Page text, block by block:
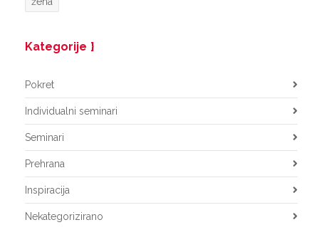
Kategorije
Pokret
Individualni seminari
Seminari
Prehrana
Inspiracija
Nekategorizirano